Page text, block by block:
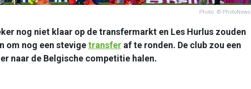
Photo: © PhotoNews
nog niet klaar op de transfermarkt en Les Hurlus zouden
om nog een stevigetransferaf te ronden. De club zou een
naar de Belgische competitie halen.